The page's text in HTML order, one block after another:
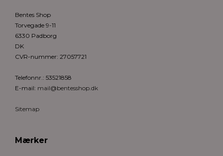
Bentes Shop
Torvegade 9-11
6330 Padborg
DK
CVR-nummer: 27057721
Telefonnr.: 53521858
E-mail: mail@bentesshop.dk
Sitemap
Mærker